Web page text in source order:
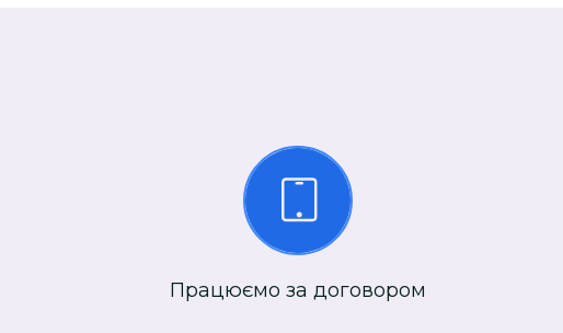
Працюємо за договором